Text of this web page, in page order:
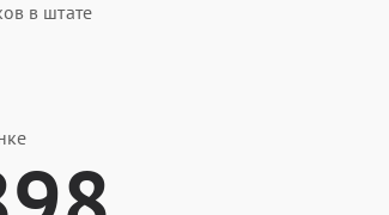
в штате